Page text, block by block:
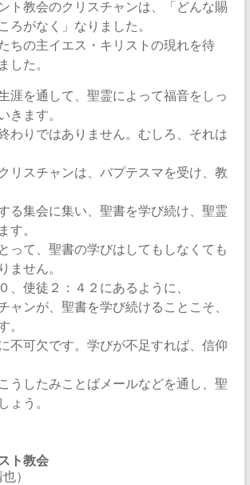
ト教会のクリスチャンは、「どんな賜
ろがなく」なりました。
ちの主イエス・キリストの現れを待
した。
涯を通して、聖霊によって福音をしっ
きます。
わりではありません。むしろ、それは
リスチャンは、バプテスマを受け、教
る集会に集い、聖書を学び続け、聖霊
す。
って、聖書の学びはしてもしなくても
ません。
、使徒２：４２にあるように、
ャンが、聖書を学び続けることこそ、
。
不可欠です。学びが不足すれば、信仰
うしたみことばメールなどを通し、聖
ょう。
ト教会
）